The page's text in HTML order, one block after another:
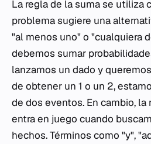
La regla de la suma se utiliza
problema sugiere una
"al menos uno" o "cualquiera
debemos sumar
lanzamos un dado y
de obtener un 1 o un 2,
de dos eventos. En cambio,
entra en juego cuando
hechos. Términos como "y",